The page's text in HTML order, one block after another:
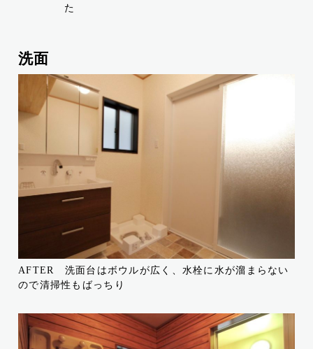
た
洗面
AFTER 洗面台はボウルが広く、水栓に水が溜まらない
ので清掃性もばっちり